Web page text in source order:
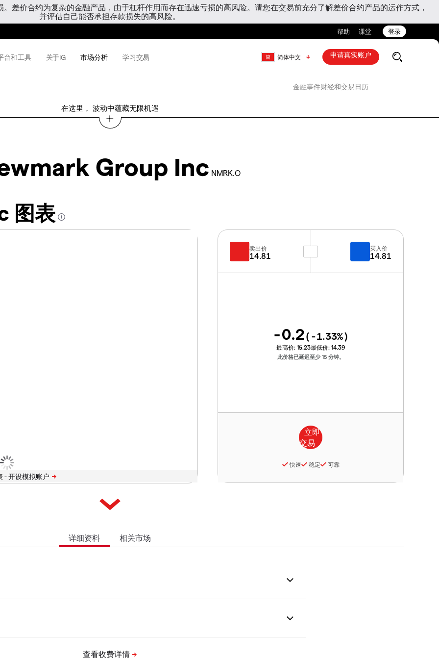
差价合约为复杂的金融产品，由于杠杆作用而存在迅速亏损的高风险。请您在交易前充分了解差价合约产品的运作方式，
并评估自己能否承担存款损失的高风险。
帮助 课堂 登录
台和工具 关于IG 市场分析 学习交易 简体中文 申请真实账户
金融事件财经和交易日历
在这里， 波动中蕴藏无限机遇
Group Inc NMRK.O
图表
-
卖出价
14.81
买入价
14.81
-0.2( -1.33%)
最高价: 15.23最低价: 14.39
此价格已延迟至少 15 分钟。
快速 稳定 可靠
详细资料 相关市场